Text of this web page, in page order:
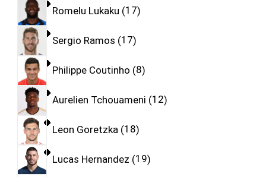
Romelu Lukaku 17
Sergio Ramos 17
Philippe Coutinho 8
Aurelien Tchouameni 12
Leon Goretzka 18
Lucas Hernandez 19